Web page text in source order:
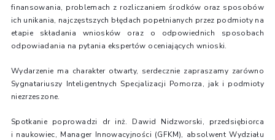
finansowania, problemach z rozliczaniem środków oraz sposobów
ich unikania, najczęstszych błędach popełnianych przez podmioty na
etapie składania wniosków oraz o odpowiednich sposobach
odpowiadania na pytania ekspertów oceniających wnioski.
Wydarzenie ma charakter otwarty, serdecznie zapraszamy zarówno
Sygnatariuszy Inteligentnych Specjalizacji Pomorza, jak i podmioty
niezrzeszone.
Spotkanie poprowadzi dr inż. Dawid Nidzworski, przedsiębiorca
i naukowiec, Manager Innowacyjności (GFKM), absolwent Wydziału